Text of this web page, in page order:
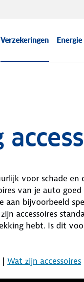
Verzekeringen Energie
voor schade
van je auto
aan bijvoorbeeld
accessoires
hebt. Is dit
| Wat zijn accessoires